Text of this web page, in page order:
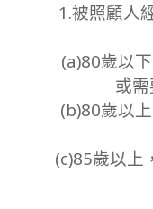
1.被照顧人
(a)80歲以
或
(b)80歲以
(c)85歲以上